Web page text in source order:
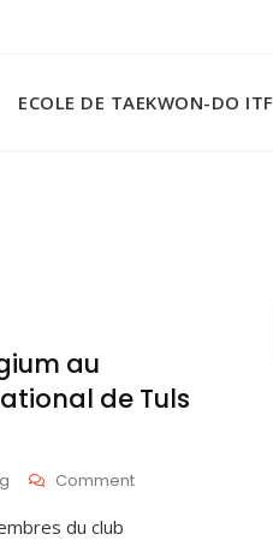
ECOLE DE TAEKWON-DO ITF
au
de Tuls
Comment
du club